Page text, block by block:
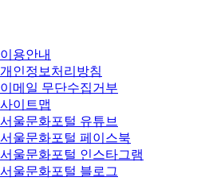
이용안내
개인정보처리방침
이메일 무단수집거부
사이트맵
서울문화포털 유튜브
서울문화포털 페이스북
서울문화포털 인스타그램
서울문화포털 블로그